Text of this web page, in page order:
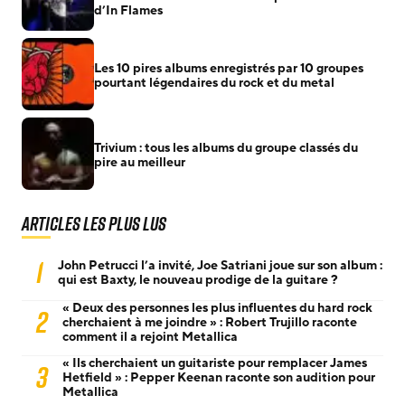
d’In Flames
Les 10 pires albums enregistrés par 10 groupes
pourtant légendaires du rock et du metal
Trivium : tous les albums du groupe classés du
pire au meilleur
Articles les plus lus
1
John Petrucci l’a invité, Joe Satriani joue sur son album :
qui est Baxty, le nouveau prodige de la guitare ?
2
« Deux des personnes les plus influentes du hard rock
cherchaient à me joindre » : Robert Trujillo raconte
comment il a rejoint Metallica
3
« Ils cherchaient un guitariste pour remplacer James
Hetfield » : Pepper Keenan raconte son audition pour
Metallica